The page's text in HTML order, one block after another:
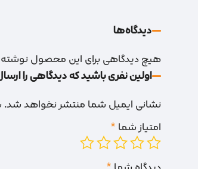
دیدگاه‌‌ها
هیچ دیدگاهی برای این محصول
اولین نفری باشید که دیدگاهی را
نشانی ایمیل شما منتشر نخواهد شد.
امتیاز شما *